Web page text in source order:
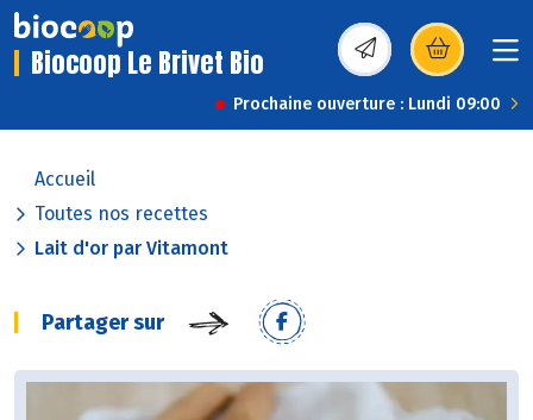
Biocoop Le Brivet Bio (s’ouvre dans une
Prochaine ouverture : Lundi 09:00
Accueil
Toutes nos recettes
Lait d'or par Vitamont
Partager sur